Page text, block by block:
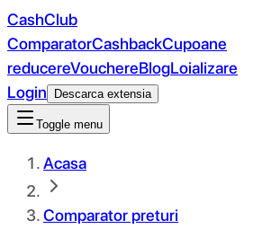
CashClub
ComparatorCashbackCupoane
reducereVouchereBlogLoializare
Login
Descarca extensia
Toggle menu
Acasa
Comparator preturi